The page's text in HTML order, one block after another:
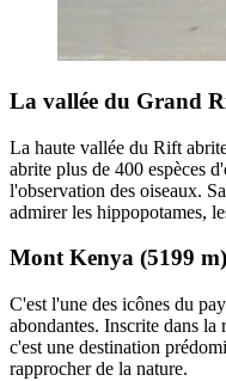
La vallée du Grand
La haute vallée du Rift
abrite plus de 400 espèces
l'observation des oiseaux.
admirer les hippopotames,
Mont Kenya (5199 m)
C'est l'une des icônes du
abondantes. Inscrite dans
c'est une destination
rapprocher de la nature.